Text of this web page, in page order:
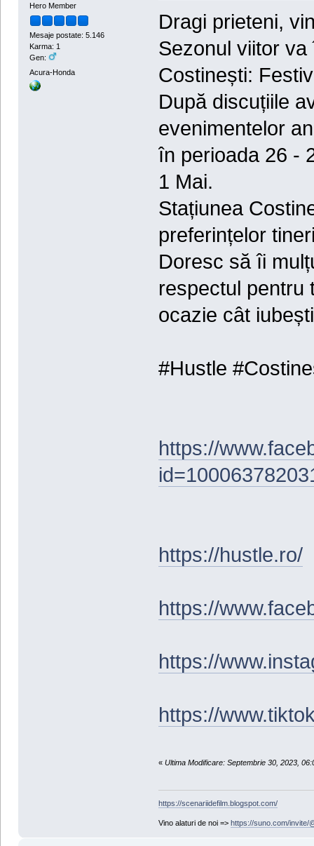
Hero Member
Mesaje postate: 5.146
Karma: 1
Gen:
Acura-Honda
Dragi prieteni,
Sezonul viitor
Costinești:
După discuțiile
evenimentelor
în perioada 26 -
1 Mai.
Stațiunea
preferințelor
Doresc să îi
respectul pentru
ocazie cât
#Hustle
https://
https://hustle.ro/
https://
https://
https://
« Ultima Modificare: Septembrie 30, 2023,
https://scenariidefilm.blogspot.com/
Vino alaturi de noi => https://suno.com/invite/